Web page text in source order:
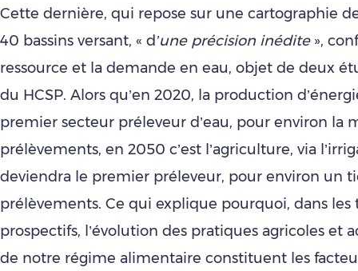
Cette dernière, qui repose sur une cartographie
40 bassins versant, « d’une précision inédite»,
ressource et la demande en eau, objet de deux
du HCSP. Alors qu’en 2020, la production
premier secteur préleveur d’eau, pour environ la
prélèvements, en 2050 c’est l’agriculture, via
deviendra le premier préleveur, pour environ un
prélèvements. Ce qui explique pourquoi, dans les
prospectifs, l’évolution des pratiques agricoles et
de notre régime alimentaire constituent les